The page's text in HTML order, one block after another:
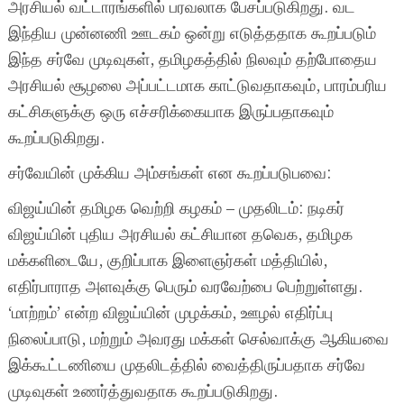
அரசியல் வட்டாரங்களில் பரவலாக பேசப்படுகிறது. வட
இந்திய முன்னணி ஊடகம் ஒன்று எடுத்ததாக கூறப்படும்
இந்த சர்வே முடிவுகள், தமிழகத்தில் நிலவும் தற்போதைய
அரசியல் சூழலை அப்பட்டமாக காட்டுவதாகவும், பாரம்பரிய
கட்சிகளுக்கு ஒரு எச்சரிக்கையாக இருப்பதாகவும்
கூறப்படுகிறது.
சர்வேயின் முக்கிய அம்சங்கள் என கூறப்படுபவை:
விஜய்யின் தமிழக வெற்றி கழகம் – முதலிடம்: நடிகர்
விஜய்யின் புதிய அரசியல் கட்சியான தவெக, தமிழக
மக்களிடையே, குறிப்பாக இளைஞர்கள் மத்தியில்,
எதிர்பாராத அளவுக்கு பெரும் வரவேற்பை பெற்றுள்ளது.
‘மாற்றம்’ என்ற விஜய்யின் முழக்கம், ஊழல் எதிர்ப்பு
நிலைப்பாடு, மற்றும் அவரது மக்கள் செல்வாக்கு ஆகியவை
இக்கூட்டணியை முதலிடத்தில் வைத்திருப்பதாக சர்வே
முடிவுகள் உணர்த்துவதாக கூறப்படுகிறது.